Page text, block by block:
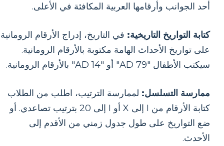
أحد الجوانب وأرقامها العربية المكافئة في الأعلى.
كتابة التواريخ التاريخية: في التاريخ، إدراج الأرقام الرومانية
على تواريخ الأحداث الهامة مكتوبة بالأرقام الرومانية.
سيكتب الأطفال "AD 79" أو "AD 14" بالأرقام الرومانية.
ممارسة التسلسل: لممارسة الترتيب، اطلب من الطلاب
كتابة الأرقام من I إلى X أو I إلى 20 بترتيب تصاعدي. أو
ضع التواريخ على طول جدول زمني من الأقدم إلى
الأحدث.